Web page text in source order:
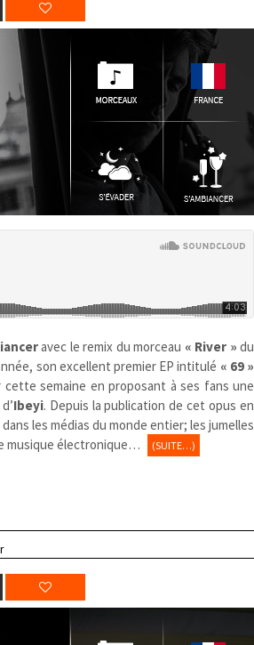
avec le remix du morceau « River » du
son excellent premier EP intitulé « 69 »
semaine en proposant à ses fans une
Ibeyi. Depuis la publication de cet opus en
les médias du monde entier; les jumelles
musique électronique…
(SUITE…)